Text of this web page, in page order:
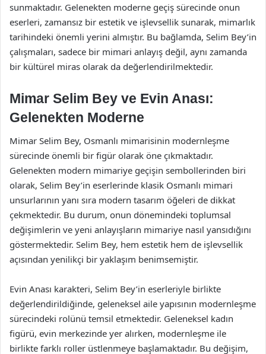
sunmaktadır. Gelenekten moderne geçiş sürecinde onun
eserleri, zamansız bir estetik ve işlevsellik sunarak, mimarlık
tarihindeki önemli yerini almıştır. Bu bağlamda, Selim Bey’in
çalışmaları, sadece bir mimari anlayış değil, aynı zamanda
bir kültürel miras olarak da değerlendirilmektedir.
Mimar Selim Bey ve Evin Anası:
Gelenekten Moderne
Mimar Selim Bey, Osmanlı mimarisinin modernleşme
sürecinde önemli bir figür olarak öne çıkmaktadır.
Gelenekten modern mimariye geçişin sembollerinden biri
olarak, Selim Bey’in eserlerinde klasik Osmanlı mimari
unsurlarının yanı sıra modern tasarım öğeleri de dikkat
çekmektedir. Bu durum, onun dönemindeki toplumsal
değişimlerin ve yeni anlayışların mimariye nasıl yansıdığını
göstermektedir. Selim Bey, hem estetik hem de işlevsellik
açısından yenilikçi bir yaklaşım benimsemiştir.
Evin Anası karakteri, Selim Bey’in eserleriyle birlikte
değerlendirildiğinde, geleneksel aile yapısının modernleşme
sürecindeki rolünü temsil etmektedir. Geleneksel kadın
figürü, evin merkezinde yer alırken, modernleşme ile
birlikte farklı roller üstlenmeye başlamaktadır. Bu değişim,